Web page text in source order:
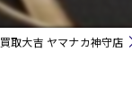
整理・終活
取大吉 ヤマナカ神守店